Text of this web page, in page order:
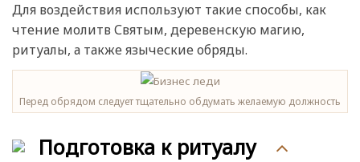
Для воздействия используют такие способы, как
чтение молитв Святым, деревенскую магию,
ритуалы, а также языческие обряды.
Перед обрядом следует тщательно обдумать желаемую должность
Подготовка к ритуалу